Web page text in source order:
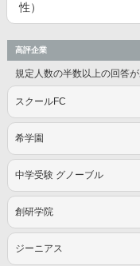
性）
高評企業
規定人数の半数以上の回答
スクールFC
希学園
中学受験 グノーブル
創研学院
ジーニアス